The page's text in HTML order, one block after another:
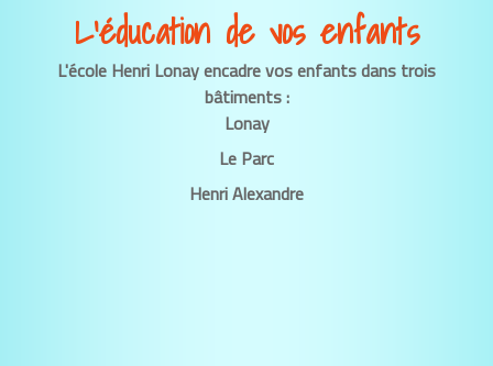
L’éducation de vos enfants
L'école Henri Lonay encadre vos enfants dans trois
bâtiments :
Lonay
Le Parc
Henri Alexandre